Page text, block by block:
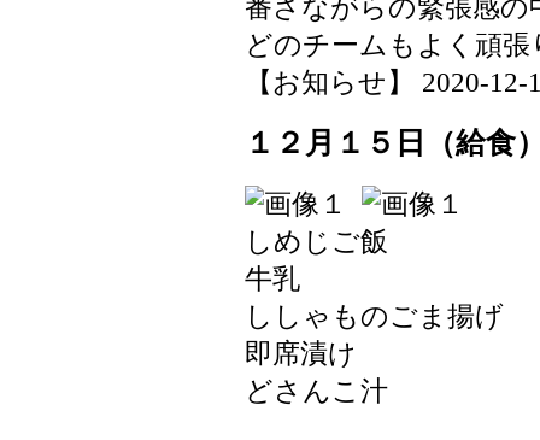
番さながらの緊張感
どのチームもよく頑
【お知らせ】 2020-12-
１２月１５日（給食
しめじご飯
牛乳
ししゃものごま揚げ
即席漬け
どさんこ汁